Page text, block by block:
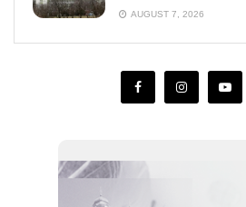
AUGUST 7, 2026